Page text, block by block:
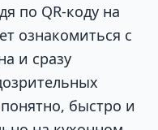
по QR-коду на
ознакомиться с
и сразу
быстро и